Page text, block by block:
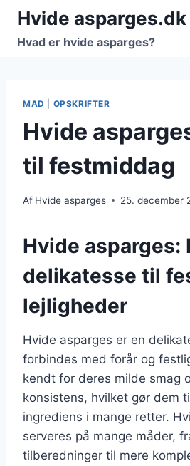
Fortsæt
indhold
Hvide asparges.dk
Hvad er hvide asparges?
MAD OPSKRIFTER
Hvide
til festmiddag
Af Hvide asparges 25. december
Hvide asparges:
delikatesse til
lejligheder
Hvide asparges er en
forbindes med forår og
kendt for deres milde smag
konsistens, hvilket gør dem
ingrediens i mange retter.
serveres på mange måder,
tilberedninger til mere